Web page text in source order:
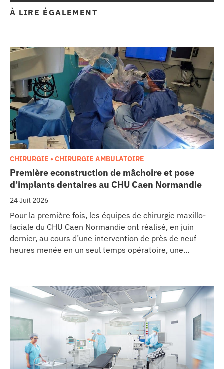
À LIRE ÉGALEMENT
Première econstruction de mâchoire et pose
d’implants dentaires au CHU Caen Normandie
24 Juil 2026
CHIRURGIE • CHIRURGIE AMBULATOIRE
Pour la première fois, les équipes de chirurgie maxillo-
faciale du CHU Caen Normandie ont réalisé, en juin
dernier, au cours d’une intervention de près de neuf
heures menée en un seul temps opératoire, une